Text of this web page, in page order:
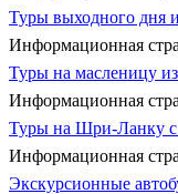
Туры выходного дня
Информационная
Туры на масленицу
Информационная
Туры на Шри-Ланку с
Информационная
Экскурсионные